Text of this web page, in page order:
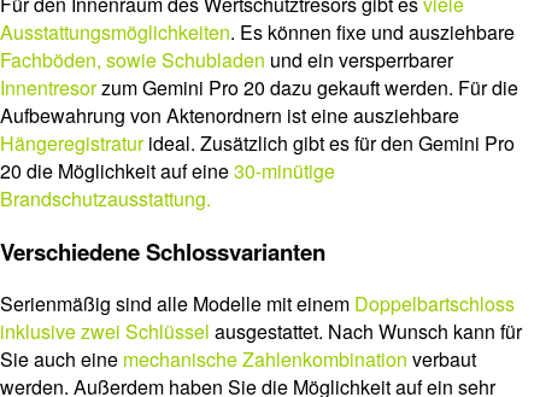
Ausstattungsmöglichkeiten. Es können fixe und ausziehbare
Fachböden, sowie Schubladen und ein versperrbarer
Innentresorzum Gemini Pro 20 dazu gekauft werden. Für die
Aufbewahrung von Aktenordnern ist eine ausziehbare
Hängeregistraturideal. Zusätzlich gibt es für den Gemini Pro
20 die Möglichkeit auf eine30-minütige
Brandschutzausstattung.
Verschiedene Schlossvarianten
Serienmäßig sind alle Modelle mit einem Doppelbartschloss
inklusive zwei Schlüssel ausgestattet. Nach Wunsch kann für
Sie auch eine mechanische Zahlenkombination verbaut
werden. Außerdem haben Sie die Möglichkeit auf ein sehr